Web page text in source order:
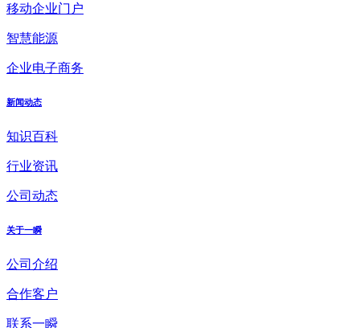
移动企业门户
智慧能源
企业电子商务
新闻动态
知识百科
行业资讯
公司动态
关于一瞬
公司介绍
合作客户
联系一瞬